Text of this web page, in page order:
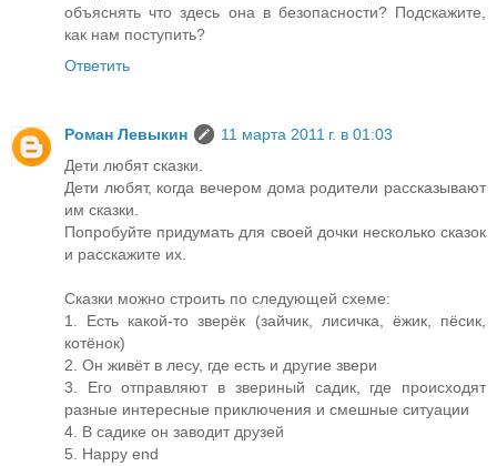
объяснять что здесь она в безопасности? Подскажите,
как нам поступить?
Ответить
Роман Левыкин
11 марта 2011 г. в 01:03
Дети любят сказки.
Дети любят, когда вечером дома родители рассказывают
им сказки.
Попробуйте придумать для своей дочки несколько сказок
и расскажите их.
Сказки можно строить по следующей схеме:
1. Есть какой-то зверёк (зайчик, лисичка, ёжик, пёсик,
котёнок)
2. Он живёт в лесу, где есть и другие звери
3. Его отправляют в звериный садик, где происходят
разные интересные приключения и смешные ситуации
4. В садике он заводит друзей
5. Happy end